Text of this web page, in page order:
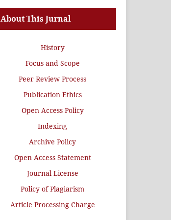
About This Jurnal
History
Focus and Scope
Peer Review Process
Publication Ethics
Open Access Policy
Indexing
Archive Policy
Open Access Statement
Journal License
Policy of Plagiarism
Article Processing Charge